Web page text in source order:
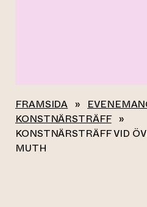
FRAMSIDA »
KONSTNÄRSTRÄFF »
KONSTNÄRSTRÄFF VID
MUTH